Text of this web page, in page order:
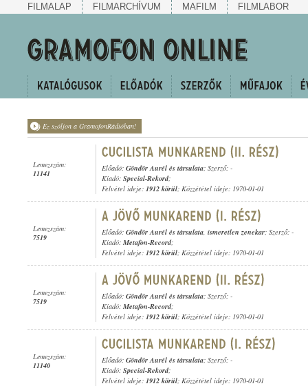
FILMALAP FILMARCHÍVUM MAFILM FILMLABOR
Ez szóljon a GramofonRádióban!
Lemezszám:
11141
Előadó: Göndör Aurél és társulata; Szerző: -
Kiadó: Special-Rekord;
Felvétel ideje: 1912 körül; Közzététel ideje: 1970-01-01
Lemezszám:
7519
Előadó: Göndör Aurél és társulata, ismeretlen zenekar; Szerző: -
Kiadó: Metafon-Record;
Felvétel ideje: 1912 körül; Közzététel ideje: 1970-01-01
Lemezszám:
7519
Előadó: Göndör Aurél és társulata; Szerző: -
Kiadó: Metafon-Record;
Felvétel ideje: 1912 körül; Közzététel ideje: 1970-01-01
Lemezszám:
11140
Előadó: Göndör Aurél és társulata; Szerző: -
Kiadó: Special-Rekord;
Felvétel ideje: 1912 körül; Közzététel ideje: 1970-01-01